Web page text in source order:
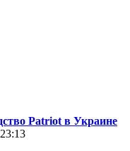
Patriot в Украине